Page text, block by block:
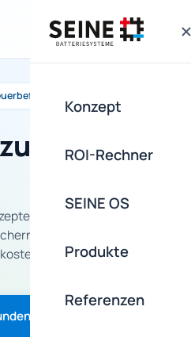
Konzept
ROI-Rechner
SEINE OS
Produkte
Referenzen
· KfW · BAFA EEW
Profit-
für die energieintensive
und SEINE OS
im Schnitt um 30 % –
berechnen